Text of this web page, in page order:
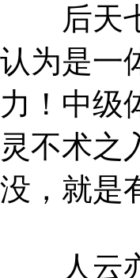
后天七
认为是一
力！中级
灵不术之
没，就是
人云亦